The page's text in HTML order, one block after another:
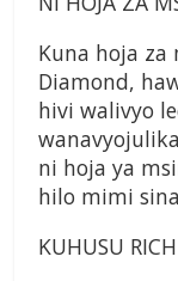
Kuna hoja
Diamond,
hivi walivyo
ni hoja ya
hilo mimi
KUHUSU